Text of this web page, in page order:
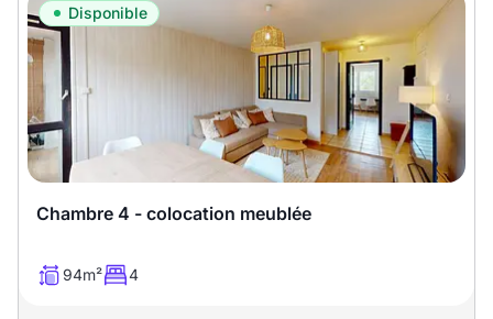
Disponible
Chambre 4 - colocation meublée
94m² 4